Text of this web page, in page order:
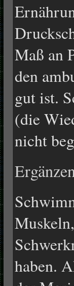
Maß an
den
gut ist.
(die
nicht
haben.